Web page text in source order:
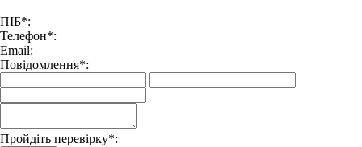
ПІБ*:
Телефон*:
Email:
Повідомлення*:
Пройдіть перевірку*: